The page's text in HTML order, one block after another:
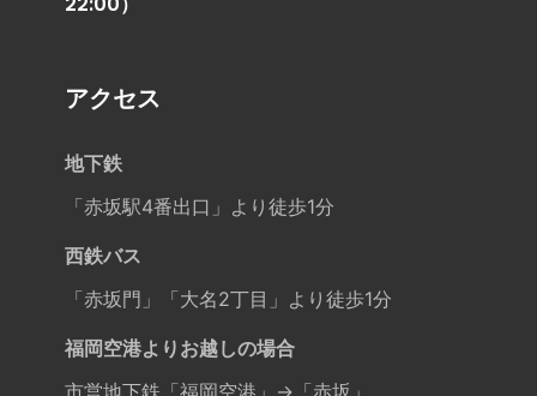
アクセス
地下鉄
「赤坂駅4番出口」より徒歩1分
西鉄バス
「赤坂門」「大名2丁目」より徒歩1分
福岡空港よりお越しの場合